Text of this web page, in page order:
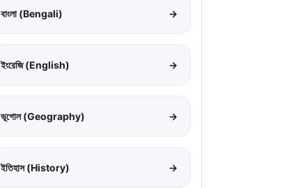
বাংলা (Bengali) →
ইংরেজি (English) →
ভূগোল (Geography) →
ইতিহাস (History) →